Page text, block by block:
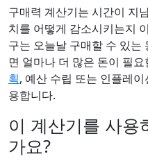
구매력 계산기는 시간이 지
치를 어떻게 감소시키는지
구는 오늘날 구매할 수 있는
면 얼마나 더 많은 돈이 필
획, 예산 수립 또는 인플레
용합니다.
이 계산기를 사용
가요?